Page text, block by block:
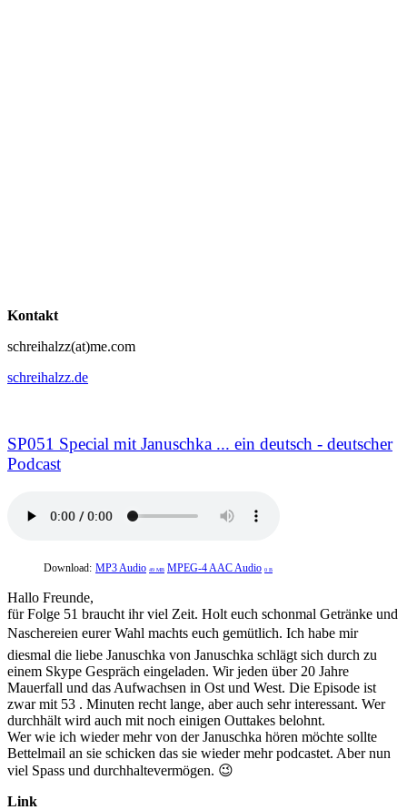
Kontakt
schreihalzz(at)me.com
schreihalzz.de
SP051 Special mit Januschka ... ein deutsch - deutscher
Podcast
Download: MP3 Audio 49 MB MPEG-4 AAC Audio 0 B
Hallo Freunde,
für Folge 51 braucht ihr viel Zeit. Holt euch schonmal Getränke und
Naschereien eurer Wahl machts euch gemütlich. Ich habe mir
diesmal die liebe Januschka von Januschka schlägt sich durch zu
einem Skype Gespräch eingeladen. Wir jeden über 20 Jahre
Mauerfall und das Aufwachsen in Ost und West. Die Episode ist
zwar mit 53 . Minuten recht lange, aber auch sehr interessant. Wer
durchhält wird auch mit noch einigen Outtakes belohnt.
Wer wie ich wieder mehr von der Januschka hören möchte sollte
Bettelmail an sie schicken das sie wieder mehr podcastet. Aber nun
viel Spass und durchhaltevermögen. 😉
Link